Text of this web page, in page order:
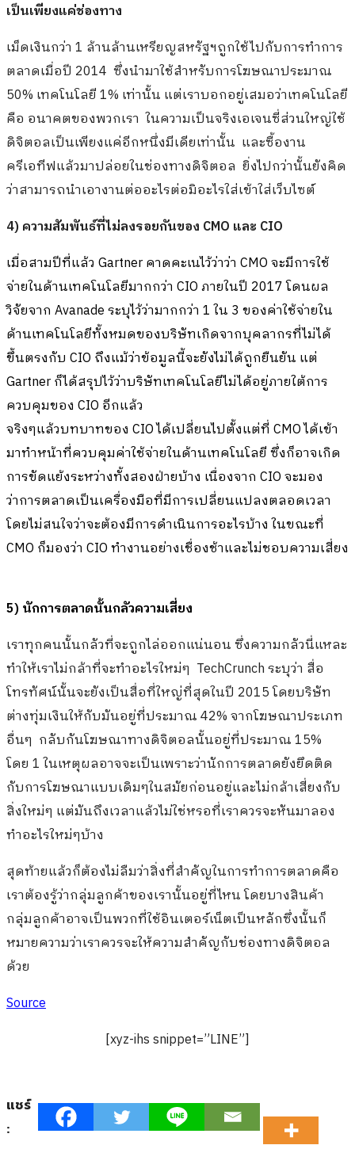
เป็นเพียงแค่ช่องทาง
เม็ดเงินกว่า 1 ล้านล้านเหรียญสหรัฐฯถูกใช้ไปกับการทำการ
ตลาดเมื่อปี 2014 ซึ่งนำมาใช้สำหรับการโฆษณาประมาณ
50% เทคโนโลยี 1% เท่านั้น แต่เราบอกอยู่เสมอว่าเทคโนโลยี
คือ อนาคตของพวกเรา ในความเป็นจริงเอเจนซี่ส่วนใหญ่ใช้
ดิจิตอลเป็นเพียงแค่อีกหนึ่งมีเดียเท่านั้น และซื้องาน
ครีเอทีฟแล้วมาปล่อยในช่องทางดิจิตอล ยิ่งไปกว่านั้นยังคิด
ว่าสามารถนำเอางานต่ออะไรต่อมิอะไรใส่เข้าใส่เว็บไซต์
4) ความสัมพันธ์ที่ไม่ลงรอยกันของ CMO และ CIO
เมื่อสามปีที่แล้ว Gartner คาดคะเนไว้ว่าว่า CMO จะมีการใช้
จ่ายในด้านเทคโนโลยีมากกว่า CIO ภายในปี 2017 โดนผล
วิจัยจาก Avanade ระบุไว้ว่ามากกว่า 1 ใน 3 ของค่าใช้จ่ายใน
ด้านเทคโนโลยีทั้งหมดของบริษัทเกิดจากบุคลากรที่ไม่ได้
ขึ้นตรงกับ CIO ถึงแม้ว่าข้อมูลนี้จะยังไม่ได้ถูกยืนยัน แต่
Gartner ก็ได้สรุปไว้ว่าบริษัทเทคโนโลยีไม่ได้อยู่ภายใต้การ
ควบคุมของ CIO อีกแล้ว
จริงๆแล้วบทบาทของ CIO ได้เปลี่ยนไปตั้งแต่ที่ CMO ได้เข้า
มาทำหน้าที่ควบคุมค่าใช้จ่ายในด้านเทคโนโลยี ซึ่งก็อาจเกิด
การขัดแย้งระหว่างทั้งสองฝ่ายบ้าง เนื่องจาก CIO จะมอง
ว่าการตลาดเป็นเครื่องมือที่มีการเปลี่ยนแปลงตลอดเวลา
โดยไม่สนใจว่าจะต้องมีการดำเนินการอะไรบ้าง ในขณะที่
CMO ก็มองว่า CIO ทำงานอย่างเชื่องช้าและไม่ชอบความเสี่ยง
5) นักการตลาดนั้นกลัวความเสี่ยง
เราทุกคนนั้นกลัวที่จะถูกไล่ออกแน่นอน ซึ่งความกลัวนี่แหละ
ทำให้เราไม่กล้าที่จะทำอะไรใหม่ๆ TechCrunch ระบุว่า สื่อ
โทรทัศน์นั้นจะยังเป็นสื่อที่ใหญ่ที่สุดในปี 2015 โดยบริษัท
ต่างทุ่มเงินให้กับมันอยู่ที่ประมาณ 42% จากโฆษณาประเภท
อื่นๆ กลับกันโฆษณาทางดิจิตอลนั้นอยู่ที่ประมาณ 15%
โดย 1 ในเหตุผลอาจจะเป็นเพราะว่านักการตลาดยังยึดติด
กับการโฆษณาแบบเดิมๆในสมัยก่อนอยู่และไม่กล้าเสี่ยงกับ
สิ่งใหม่ๆ แต่มันถึงเวลาแล้วไม่ใช่หรอที่เราควรจะหันมาลอง
ทำอะไรใหม่ๆบ้าง
สุดท้ายแล้วก็ต้องไม่ลืมว่าสิ่งที่สำคัญในการทำการตลาดคือ
เราต้องรู้ว่ากลุ่มลูกค้าของเรานั้นอยู่ที่ไหน โดยบางสินค้า
กลุ่มลูกค้าอาจเป็นพวกที่ใช้อินเตอร์เน็ตเป็นหลักซึ่งนั้นก็
หมายความว่าเราควรจะให้ความสำคัญกับช่องทางดิจิตอล
ด้วย
Source
[xyz-ihs snippet=”LINE”]
แชร์
: